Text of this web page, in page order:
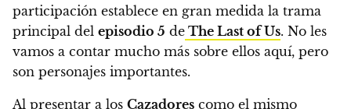
participación establece en gran medida la trama
principal del episodio 5 de The Last of Us. No les
vamos a contar mucho más sobre ellos aquí, pero
son personajes importantes.
Al presentar a los Cazadores como el mismo